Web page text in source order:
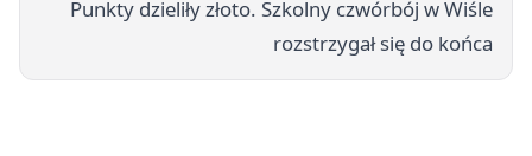
Punkty dzieliły złoto. Szkolny czwórbój w Wiśle
rozstrzygał się do końca